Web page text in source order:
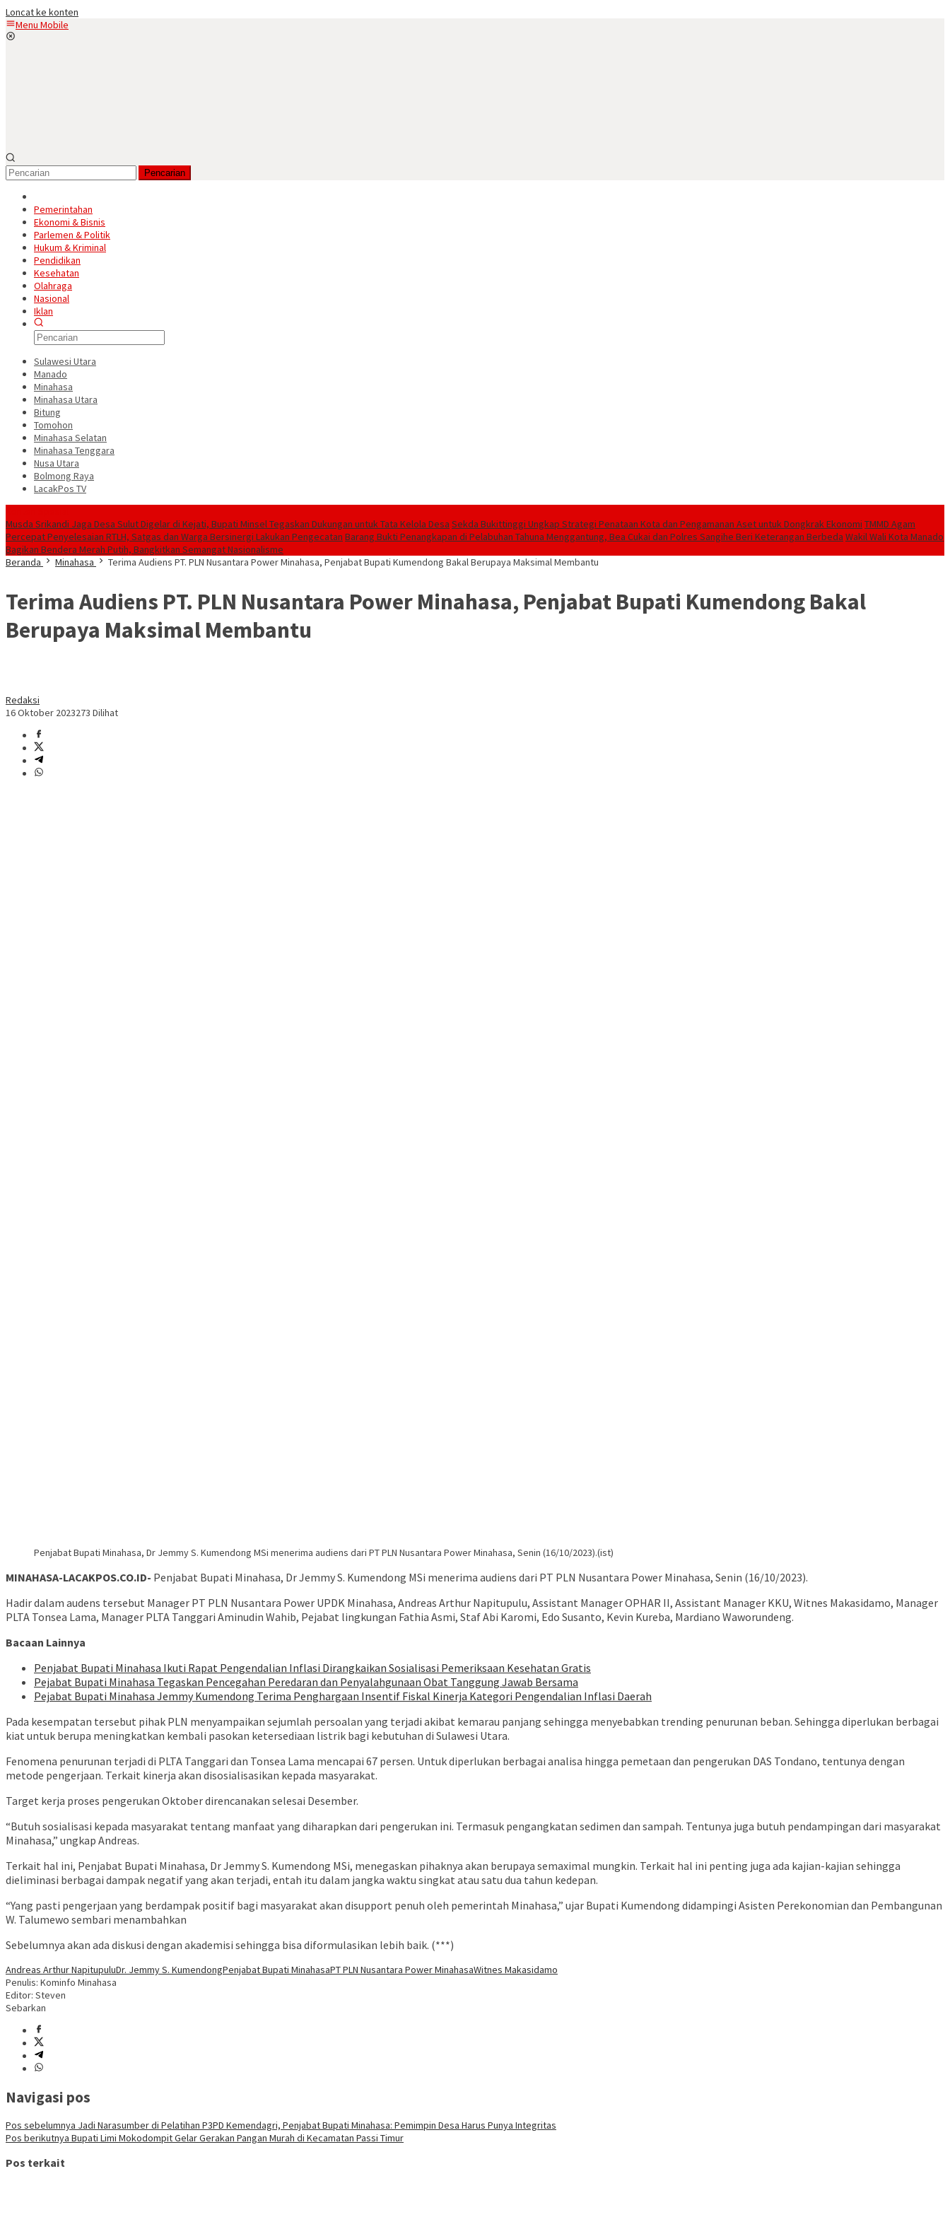
Loncat ke konten
Menu Mobile
Pencarian
Pemerintahan
Ekonomi & Bisnis
Parlemen & Politik
Hukum & Kriminal
Pendidikan
Kesehatan
Olahraga
Nasional
Iklan
Sulawesi Utara
Manado
Minahasa
Minahasa Utara
Bitung
Tomohon
Minahasa Selatan
Minahasa Tenggara
Nusa Utara
Bolmong Raya
LacakPos TV
Musda Srikandi Jaga Desa Sulut Digelar di Kejati, Bupati Minsel Tegaskan Dukungan untuk Tata Kelola Desa Sekda Bukittinggi Ungkap Strategi Penataan Kota dan Pengamanan Aset untuk Dongkrak Ekonomi TMMD Agam
Percepat Penyelesaian RTLH, Satgas dan Warga Bersinergi Lakukan Pengecatan Barang Bukti Penangkapan di Pelabuhan Tahuna Menggantung, Bea Cukai dan Polres Sangihe Beri Keterangan Berbeda Wakil Wali Kota Manado
Bagikan Bendera Merah Putih, Bangkitkan Semangat Nasionalisme
Beranda
Minahasa Terima Audiens PT. PLN Nusantara Power Minahasa, Penjabat Bupati Kumendong Bakal Berupaya Maksimal Membantu
Terima Audiens PT. PLN Nusantara Power Minahasa, Penjabat Bupati Kumendong Bakal
Berupaya Maksimal Membantu
Redaksi
16 Oktober 2023273 Dilihat
Penjabat Bupati Minahasa, Dr Jemmy S. Kumendong MSi menerima audiens dari PT PLN Nusantara Power Minahasa, Senin (16/10/2023).(ist)
MINAHASA-LACAKPOS.CO.ID- Penjabat Bupati Minahasa, Dr Jemmy S. Kumendong MSi menerima audiens dari PT PLN Nusantara Power Minahasa, Senin (16/10/2023).
Hadir dalam audens tersebut Manager PT PLN Nusantara Power UPDK Minahasa, Andreas Arthur Napitupulu, Assistant Manager OPHAR II, Assistant Manager KKU, Witnes Makasidamo, Manager
PLTA Tonsea Lama, Manager PLTA Tanggari Aminudin Wahib, Pejabat lingkungan Fathia Asmi, Staf Abi Karomi, Edo Susanto, Kevin Kureba, Mardiano Waworundeng.
Bacaan Lainnya
Penjabat Bupati Minahasa Ikuti Rapat Pengendalian Inflasi Dirangkaikan Sosialisasi Pemeriksaan Kesehatan Gratis
Pejabat Bupati Minahasa Tegaskan Pencegahan Peredaran dan Penyalahgunaan Obat Tanggung Jawab Bersama
Pejabat Bupati Minahasa Jemmy Kumendong Terima Penghargaan Insentif Fiskal Kinerja Kategori Pengendalian Inflasi Daerah
Pada kesempatan tersebut pihak PLN menyampaikan sejumlah persoalan yang terjadi akibat kemarau panjang sehingga menyebabkan trending penurunan beban. Sehingga diperlukan berbagai
kiat untuk berupa meningkatkan kembali pasokan ketersediaan listrik bagi kebutuhan di Sulawesi Utara.
Fenomena penurunan terjadi di PLTA Tanggari dan Tonsea Lama mencapai 67 persen. Untuk diperlukan berbagai analisa hingga pemetaan dan pengerukan DAS Tondano, tentunya dengan
metode pengerjaan. Terkait kinerja akan disosialisasikan kepada masyarakat.
Target kerja proses pengerukan Oktober direncanakan selesai Desember.
“Butuh sosialisasi kepada masyarakat tentang manfaat yang diharapkan dari pengerukan ini. Termasuk pengangkatan sedimen dan sampah. Tentunya juga butuh pendampingan dari masyarakat
Minahasa,” ungkap Andreas.
Terkait hal ini, Penjabat Bupati Minahasa, Dr Jemmy S. Kumendong MSi, menegaskan pihaknya akan berupaya semaximal mungkin. Terkait hal ini penting juga ada kajian-kajian sehingga
dieliminasi berbagai dampak negatif yang akan terjadi, entah itu dalam jangka waktu singkat atau satu dua tahun kedepan.
“Yang pasti pengerjaan yang berdampak positif bagi masyarakat akan disupport penuh oleh pemerintah Minahasa,” ujar Bupati Kumendong didampingi Asisten Perekonomian dan Pembangunan
W. Talumewo sembari menambahkan
Sebelumnya akan ada diskusi dengan akademisi sehingga bisa diformulasikan lebih baik. (***)
Andreas Arthur NapitupuluDr. Jemmy S. KumendongPenjabat Bupati MinahasaPT PLN Nusantara Power MinahasaWitnes Makasidamo
Penulis: Kominfo Minahasa
Editor: Steven
Sebarkan
Navigasi pos
Pos sebelumnya Jadi Narasumber di Pelatihan P3PD Kemendagri, Penjabat Bupati Minahasa: Pemimpin Desa Harus Punya Integritas
Pos berikutnya Bupati Limi Mokodompit Gelar Gerakan Pangan Murah di Kecamatan Passi Timur
Pos terkait